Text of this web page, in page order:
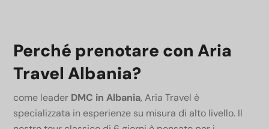
Perché prenotare con Aria
Travel Albania?
come leader DMC in Albania, Aria Travel è
specializzata in esperienze su misura di alto livello. Il